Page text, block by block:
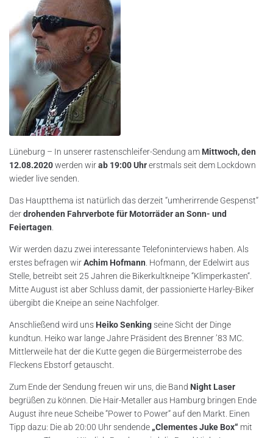
Lüneburg – In unserer rastenschleifer-Sendung am Mittwoch, den
12.08.2020werden wirab 19:00 Uhrerstmals seit dem Lockdown
wieder live senden.
Das Hauptthema ist natürlich das derzeit “umherirrende Gespenst“
derdrohenden Fahrverbote für Motorräder an Sonn- und
Feiertagen
Wir werden dazu zwei interessante Telefoninterviews haben. Als
erstes befragen wirAchim Hofmann . Hofmann, der Edelwirt aus
Stelle, betreibt seit 25 Jahren die Bikerkultkneipe “Klimperkasten“.
Mitte August ist aber Schluss damit, der passionierte Harley-Biker
übergibt die Kneipe an seine Nachfolger.
Anschließend wird uns Heiko Senkingseine Sicht der Dinge
kundtun. Heiko war lange Jahre Präsident des Brenner ’83 MC.
Mittlerweile hat der die Kutte gegen die Bürgermeisterrobe des
Fleckens Ebstorf getauscht.
Zum Ende der Sendung freuen wir uns, die Band Night Laser
begrüßen zu können. Die Hair-Metaller aus Hamburg bringen Ende
August ihre neue Scheibe “Power to Power“ auf den Markt. Einen
Tipp dazu: Die ab 20:00 Uhr sendende „Clementes Juke Box“ mit